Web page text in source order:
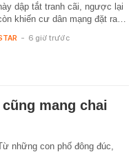
dập tắt tranh cãi, ngược lại
khiến cư dân mạng đặt ra…
- 6 giờ trước
mang chai
những con phố đông đúc,